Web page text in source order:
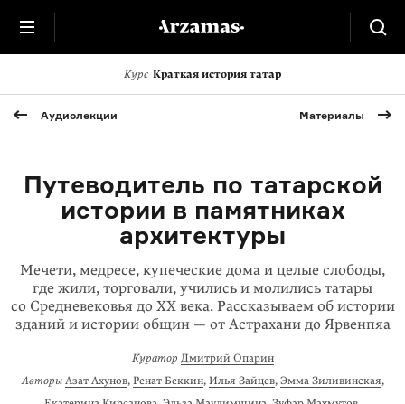
Курс Краткая история татар
Аудиолекции Материалы
Путеводитель по татарской
истории в памятниках
архитектуры
Мечети, медресе, купеческие дома и целые слободы,
где жили, торговали, учились и молились татары
со Средневековья до XX века. Рассказываем об истории
зданий и истории общин — от Астрахани до Ярвенпяа
Куратор Дмитрий Опарин
Авторы Азат Ахунов, Ренат Беккин, Илья Зайцев, Эмма Зиливинская,